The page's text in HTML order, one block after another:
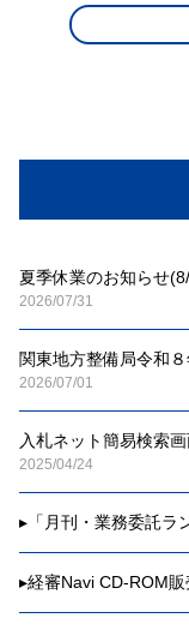
夏季休業のお知らせ
2026/07/31
関東地方整備局令和
2026/07/01
入札ネット簡易検索
2025/04/24
▸ 「月刊・業務委託
▸経審Navi CD-ROM販